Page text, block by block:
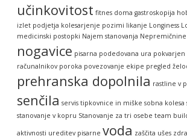
učinkovitost fitnes doma gastroskopija
izlet podjetja kolesarjenje pozimi likanje Longiness
medicinski postopki Najem stanovanja
nogavice pisarna podedovana ura
računalnikov poroka povezovanje ekipe pregled
prehranska dopolnila rastline v
senčila servis tipkovnice in miške sobna kolesa
stanovanje v kopru Stanovanje za tri osebe team
aktivnosti ureditev pisarne voda zaščita ušes